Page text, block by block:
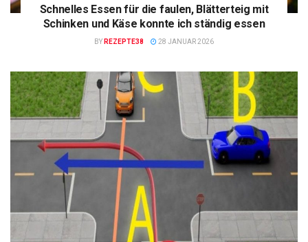
Schnelles Essen für die faulen, Blätterteig mit
Schinken und Käse konnte ich ständig essen
BY REZEPTE38 28 JANUAR 2026